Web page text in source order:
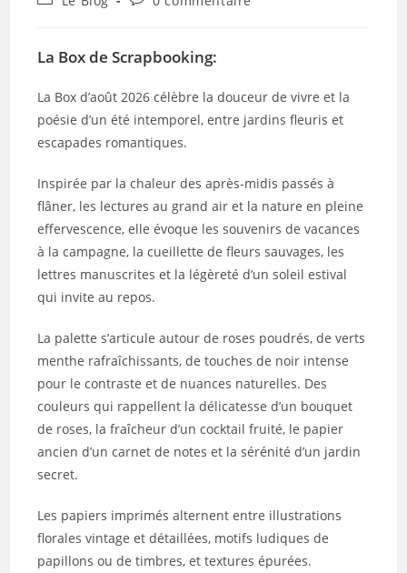
la
publication :
La Box de Scrapbooking:
La Box d’août 2026 célèbre la douceur de vivre et la
poésie d’un été intemporel, entre jardins fleuris et
escapades romantiques.
Inspirée par la chaleur des après-midis passés à
flâner, les lectures au grand air et la nature en pleine
effervescence, elle évoque les souvenirs de vacances
à la campagne, la cueillette de fleurs sauvages, les
lettres manuscrites et la légèreté d’un soleil estival
qui invite au repos.
La palette s’articule autour de roses poudrés, de verts
menthe rafraîchissants, de touches de noir intense
pour le contraste et de nuances naturelles. Des
couleurs qui rappellent la délicatesse d’un bouquet
de roses, la fraîcheur d’un cocktail fruité, le papier
ancien d’un carnet de notes et la sérénité d’un jardin
secret.
Les papiers imprimés alternent entre illustrations
florales vintage et détaillées, motifs ludiques de
papillons ou de timbres, et textures épurées.